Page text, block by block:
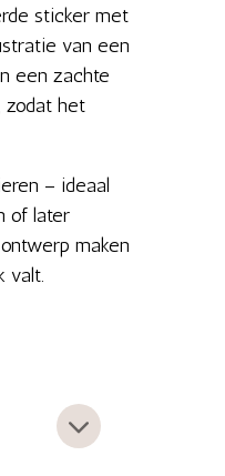
sticker met
van een
een zachte
zodat het
– ideaal
of later
maken
valt.